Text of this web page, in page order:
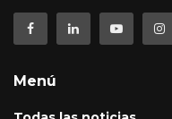
Menú